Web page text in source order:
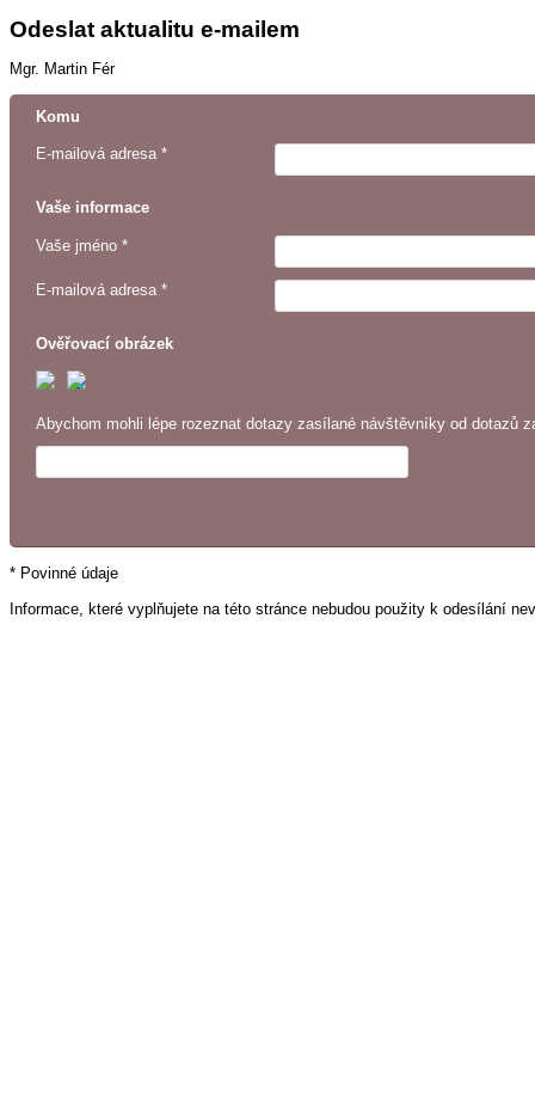
Odeslat aktualitu e-mailem
Mgr. Martin Fér
Komu
E-mailová adresa *
Vaše informace
Vaše jméno *
E-mailová adresa *
Ověřovací obrázek
Abychom mohli lépe rozeznat dotazy zasílané návštěvníky od dotazů
* Povinné údaje
Informace, které vyplňujete na této stránce nebudou použity k odesílání